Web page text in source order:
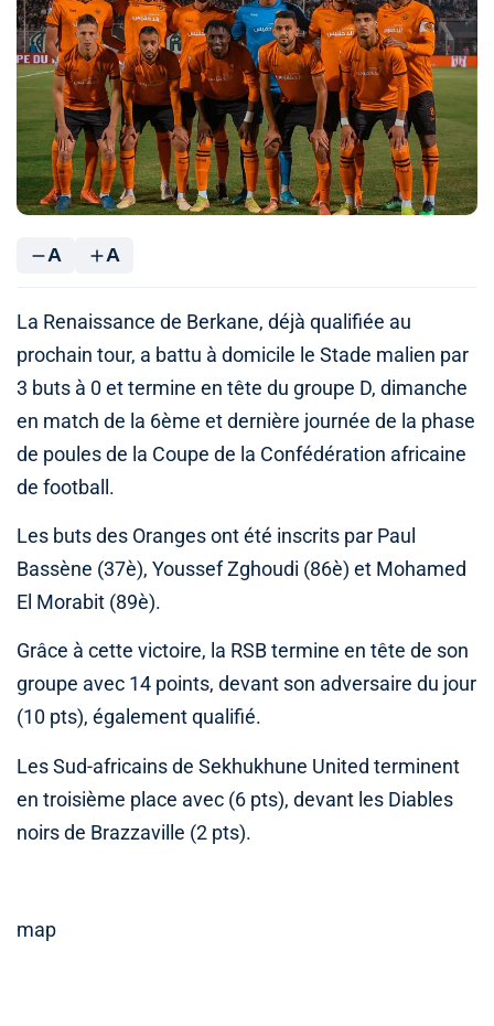
A A
La Renaissance de Berkane, déjà qualifiée au
prochain tour, a battu à domicile le Stade malien par
3 buts à 0 et termine en tête du groupe D, dimanche
en match de la 6ème et dernière journée de la phase
de poules de la Coupe de la Confédération africaine
de football.
Les buts des Oranges ont été inscrits par Paul
Bassène (37è), Youssef Zghoudi (86è) et Mohamed
El Morabit (89è).
Grâce à cette victoire, la RSB termine en tête de son
groupe avec 14 points, devant son adversaire du jour
(10 pts), également qualifié.
Les Sud-africains de Sekhukhune United terminent
en troisième place avec (6 pts), devant les Diables
noirs de Brazzaville (2 pts).
map